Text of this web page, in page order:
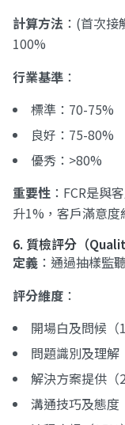
計算方法 ：(首次
100%
行業基準 ：
標準：70-75%
良好：75-80%
優秀：>80%
重要性 ：FCR是與
升1%，客戶滿意度
6. 質檢評分（
定義 ：通過抽樣監
評分維度 ：
開場白及問候（
問題識別及理解
解決方案提供（
溝通技巧及態度